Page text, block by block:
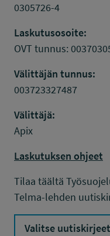
0305726-4
Laskutusosoite:
OVT tunnus:
Välittäjän tunnus:
003723327487
Välittäjä:
Apix
Laskutuksen ohjeet
Tilaa täältä
Telma-lehden
Valitse uutiskirjeet